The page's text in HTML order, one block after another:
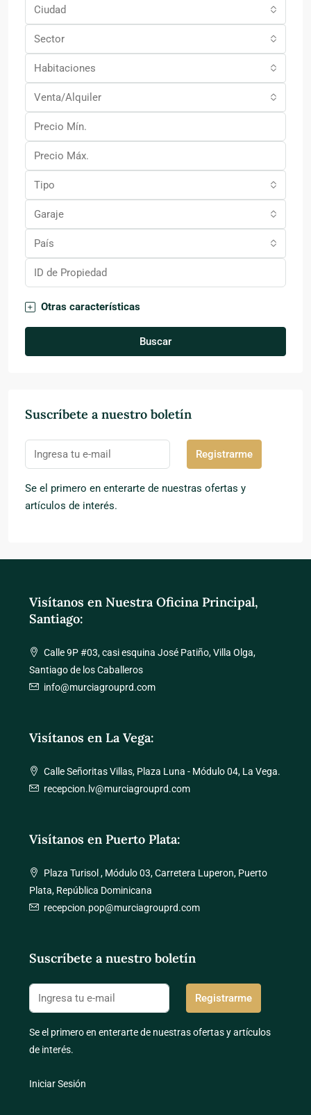
Ciudad
Sector
Habitaciones
Venta/Alquiler
Tipo
Garaje
País
Otras características
Buscar
Suscríbete a nuestro boletín
Registrarme
Se el primero en enterarte de nuestras ofertas y
artículos de interés.
Visítanos en Nuestra Oficina Principal,
Santiago:
Calle 9P #03, casi esquina José Patiño, Villa Olga,
Santiago de los Caballeros
info@murciagrouprd.com
Visítanos en La Vega:
Calle Señoritas Villas, Plaza Luna - Módulo 04, La Vega.
recepcion.lv@murciagrouprd.com
Visítanos en Puerto Plata:
Plaza Turisol , Módulo 03, Carretera Luperon, Puerto
Plata, República Dominicana
recepcion.pop@murciagrouprd.com
Suscríbete a nuestro boletín
Registrarme
Se el primero en enterarte de nuestras ofertas y artículos
de interés.
Iniciar Sesión